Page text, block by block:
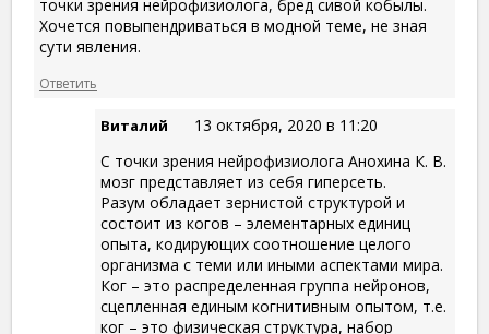
точки зрения нейрофизиолога, бред сивой кобылы.
Хочется повыпендриваться в модной теме, не зная
сути явления.
Ответить
Виталий
13 октября, 2020 в 11:20
С точки зрения нейрофизиолога Анохина К. В.
мозг представляет из себя гиперсеть.
Разум обладает зернистой структурой и
состоит из когов – элементарных единиц
опыта, кодирующих соотношение целого
организма с теми или иными аспектами мира.
Ког – это распределенная группа нейронов,
сцепленная единым когнитивным опытом, т.е.
ког – это физическая структура, набор